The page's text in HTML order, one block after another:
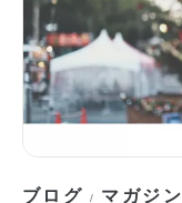
ブログ / マガジン